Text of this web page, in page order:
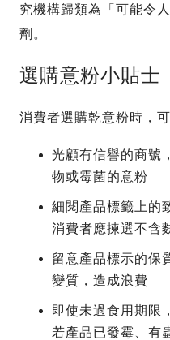
究機構歸類為「可能令
劑。
選購意粉小貼士
消費者選購乾意粉時，
光顧有信譽的商號
物或霉菌的意粉
細閱產品標籤上的
消費者應揀選不含
留意產品標示的保
變質，造成浪費
即使未過食用期限
若產品已發霉、有